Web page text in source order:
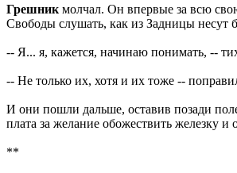
Грешник молчал. Он впервые за всю
Свободы слушать, как из Задницы несут
-- Я... я, кажется, начинаю понимать, --
-- Не только их, хотя и их тоже --
И они пошли дальше, оставив позади
плата за желание обожествить железку и
**